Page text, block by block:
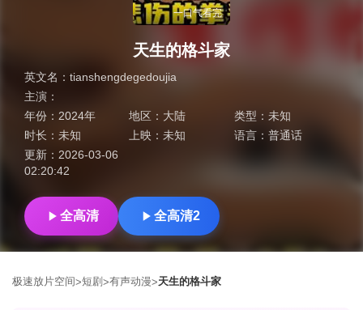
一口气看完
天生的格斗家
英文名： tianshengdegedoujia
主演：
年份： 2024年 地区： 大陆 类型： 未知
时长： 未知 上映：未知 语言： 普通话
更新： 2026-03-06
02:20:42
全高清 全高清2
极速放片空间>短剧 >有声动漫>天生的格斗家